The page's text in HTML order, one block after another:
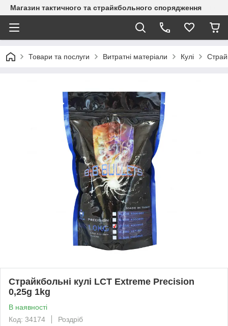
Магазин тактичного та страйкбольного спорядження
Товари та послуги Витратні матеріали Кулі
Страйкбольні кулі LCT Extreme Precision
0,25g 1kg
В наявності
Код: 34174
Роздріб